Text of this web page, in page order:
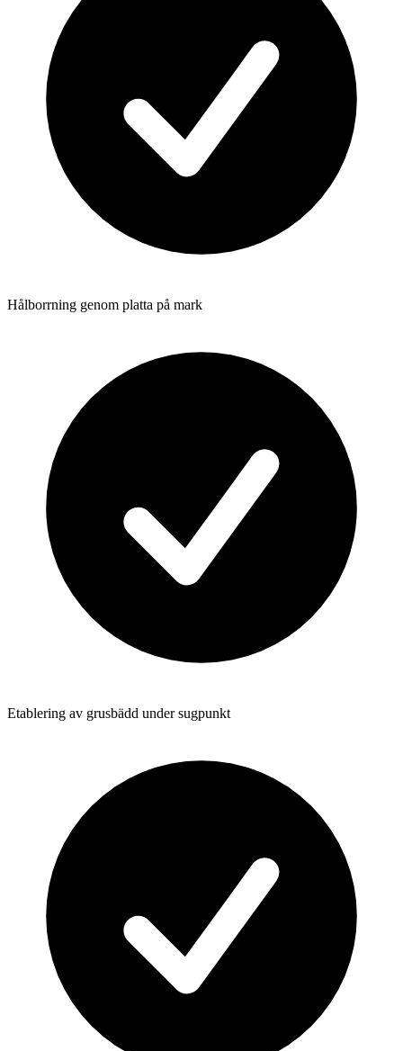
Hålborrning genom platta på mark
Etablering av grusbädd under sugpunkt